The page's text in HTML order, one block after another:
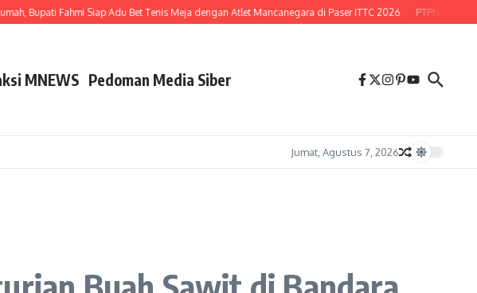
Bupati Fahmi Siap Adu Bet Tenis Meja dengan Atlet Mancanegara di Paser ITTC 2026 PTPN Buka
MNEWS Pedoman Media Siber
Jumat, Agustus 7, 2026